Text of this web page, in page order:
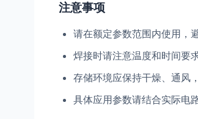
注意事项
请在额定参数范围内使用，
焊接时请注意温度和时间要
存储环境应保持干燥、通风
具体应用参数请结合实际电